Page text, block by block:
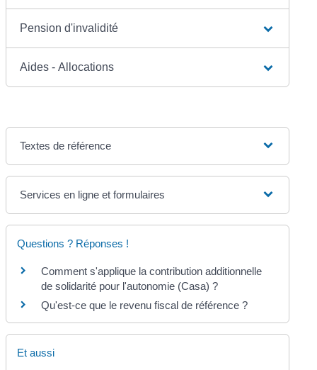
Pension d'invalidité
Aides - Allocations
Textes de référence
Services en ligne et formulaires
Questions ? Réponses !
Comment s'applique la contribution additionnelle
de solidarité pour l'autonomie (Casa) ?
Qu'est-ce que le revenu fiscal de référence ?
Et aussi